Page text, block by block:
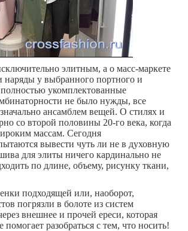
элитным, а о масс-маркете
у выбранного портного и
укомплектованные
не было нужды, все
ансамблем вещей. О стилях и
со второй половины 20-го века, когда
массам. Сегодня
вывести чуть ли не в духовную
для элиты ничего кардинально не
по длине, объему, рисунку ткани,
подходящей или, наоборот,
погрязли в болоте из систем
внешнее и прочей ереси, которая
разобраться с тем, что носить!